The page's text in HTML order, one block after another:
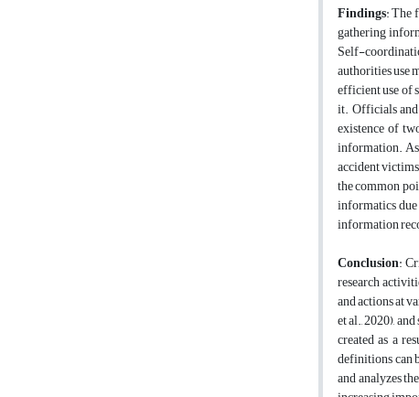
Findings: The
gathering
Self-
authorities use
efficient use of
it. Officials
existence of
information.
accident
the common
informatics
information
Conclusion:
research
and actions at
et al., 2020),
created as a
definitions can
and analyzes